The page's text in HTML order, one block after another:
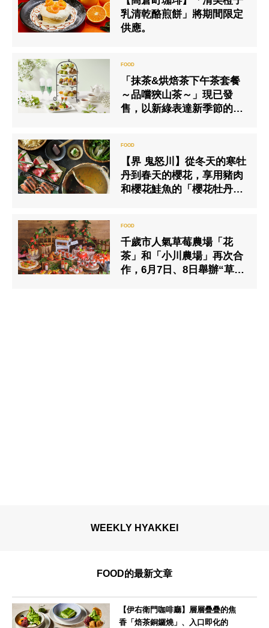
乳清乾酪煎餅」將期間限定
供應。
「抹茶&烘焙茶下午茶套餐
～品嚐狹山茶～」現已發
售，以新綠表達新季節的到
【界 鬼怒川】從冬天的寒牡
丹到春天的櫻花，享用豬肉
和櫻花鮭魚的「櫻花牡丹
千歲市人氣草莓農場「花
茶」和「小川農場」再次合
作，6月7日、8日舉辦“草莓
WEEKLY HYAKKEI
FOOD的最新文章
【伊右衛門咖啡廳】層層疊疊的焦
香「焙茶銅鑼燒」、入口即化的